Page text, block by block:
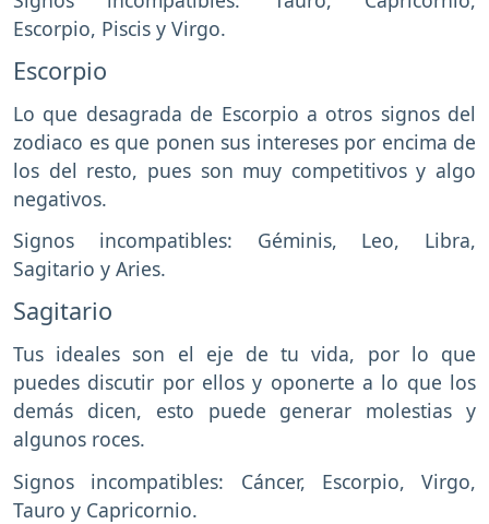
Escorpio, Piscis y Virgo.
Escorpio
Lo que desagrada de Escorpio a otros signos del
zodiaco es que ponen sus intereses por encima de
los del resto, pues son muy competitivos y algo
negativos.
Signos incompatibles: Géminis, Leo, Libra,
Sagitario y Aries.
Sagitario
Tus ideales son el eje de tu vida, por lo que
puedes discutir por ellos y oponerte a lo que los
demás dicen, esto puede generar molestias y
algunos roces.
Signos incompatibles: Cáncer, Escorpio, Virgo,
Tauro y Capricornio.